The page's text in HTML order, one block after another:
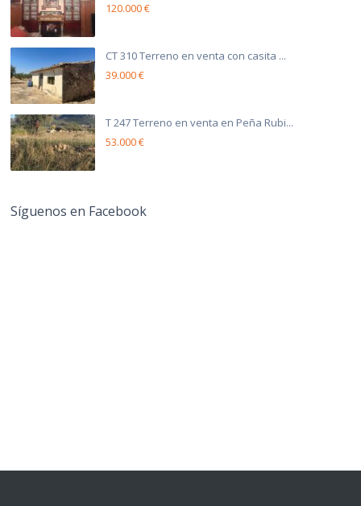
120.000 €
CT 310 Terreno en venta con casita ...
39.000 €
T 247 Terreno en venta en Peña Rubi...
53.000 €
Síguenos en Facebook